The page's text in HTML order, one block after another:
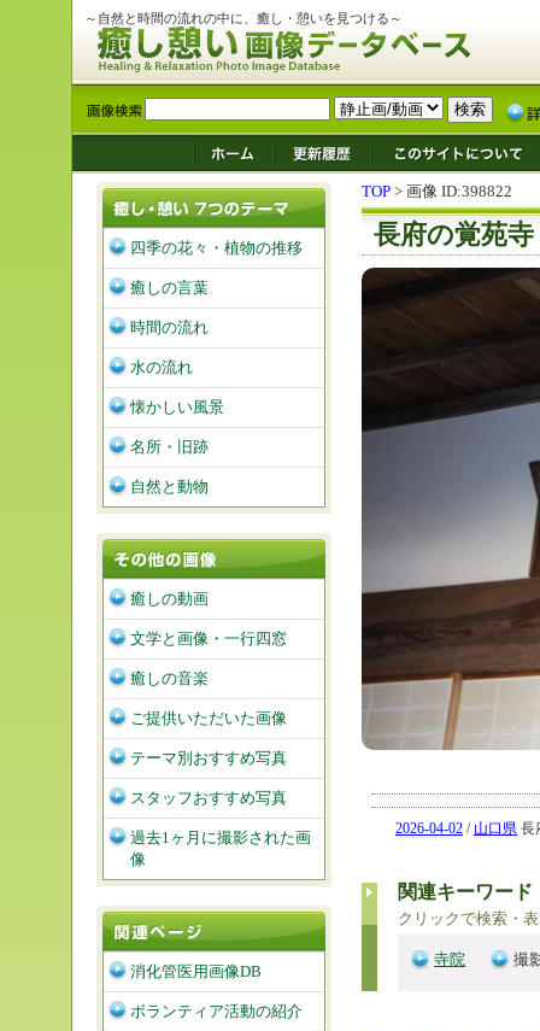
～自然と時間の流れの中に、癒し・憩いを見つける～
TOP > 画像 ID:398822
長府の覚苑
2026-04-02 / 山口県 長
関連キーワード
クリックで検索・
寺院 撮
四季の花々・植物の推移
癒しの言葉
時間の流れ
水の流れ
懐かしい風景
名所・旧跡
自然と動物
癒しの動画
文学と画像・一行四窓
癒しの音楽
ご提供いただいた画像
テーマ別おすすめ写真
スタッフおすすめ写真
過去1ヶ月に撮影された画
像
消化管医用画像DB
ボランティア活動の紹介